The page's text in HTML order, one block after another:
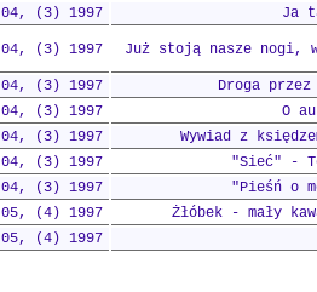
04, (3) 1997
Ja
04, (3) 1997 Już stoją nasze nogi,
04, (3) 1997
Droga
04, (3) 1997
O
04, (3) 1997
Wywiad z
04, (3) 1997
"Sieć" -
04, (3) 1997
"Pieśń o
05, (4) 1997
Żłóbek - mały
05, (4) 1997